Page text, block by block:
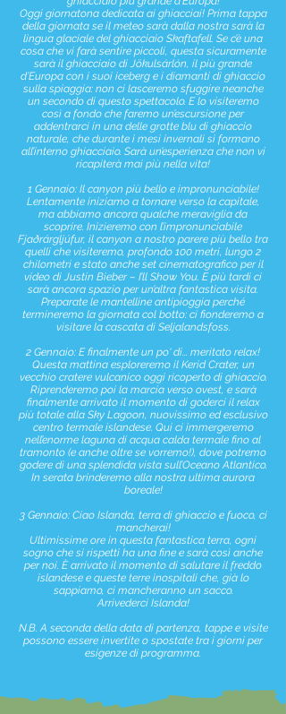
Oggi giornatona dedicata ai ghiacciai! Prima tappa
della giornata se il meteo sarà dalla nostra sarà la
lingua glaciale del ghiacciaio Skaftafell. Se c’è una
cosa che vi farà sentire piccoli, questa sicuramente
sarà il ghiacciaio di Jökulsárlón, il più grande
d’Europa con i suoi iceberg e i diamanti di ghiaccio
sulla spiaggia: non ci lasceremo sfuggire neanche
un secondo di questo spettacolo. E lo visiteremo
così a fondo che faremo un’escursione per
addentrarci in una delle grotte blu di ghiaccio
naturale, che durante i mesi invernali si formano
all’interno ghiacciaio. Sarà un’esperienza che non vi
ricapiterà mai più nella vita!
1 Gennaio: Il canyon più bello e impronunciabile!
Lentamente iniziamo a tornare verso la capitale,
ma abbiamo ancora qualche meraviglia da
scoprire. Inizieremo con l’impronunciabile
Fjaðrárgljúfur, il canyon a nostro parere più bello tra
quelli che visiteremo, profondo 100 metri, lungo 2
chilometri e stato anche set cinematografico per il
video di Justin Bieber – I’ll Show You. E più tardi ci
sarà ancora spazio per un’altra fantastica visita.
Preparate le mantelline antipioggia perché
termineremo la giornata col botto: ci fionderemo a
visitare la cascata di Seljalandsfoss.
2 Gennaio: E finalmente un po' di... meritato relax!
Questa mattina esploreremo il Kerid Crater, un
vecchio cratere vulcanico oggi ricoperto di ghiaccio.
Riprenderemo poi la marcia verso ovest, e sarà
finalmente arrivato il momento di goderci il relax
più totale alla Sky Lagoon, nuovissimo ed esclusivo
centro termale islandese. Qui ci immergeremo
nell’enorme laguna di acqua calda termale fino al
tramonto (e anche oltre se vorremo!), dove potremo
godere di una splendida vista sull’Oceano Atlantico.
In serata brinderemo alla nostra ultima aurora
boreale!
3 Gennaio: Ciao Islanda, terra di ghiaccio e fuoco, ci
mancherai!
Ultimissime ore in questa fantastica terra, ogni
sogno che si rispetti ha una fine e sarà così anche
per noi. È arrivato il momento di salutare il freddo
islandese e queste terre inospitali che, già lo
sappiamo, ci mancheranno un sacco.
Arrivederci Islanda!
N.B. A seconda della data di partenza, tappe e visite
possono essere invertite o spostate tra i giorni per
esigenze di programma.